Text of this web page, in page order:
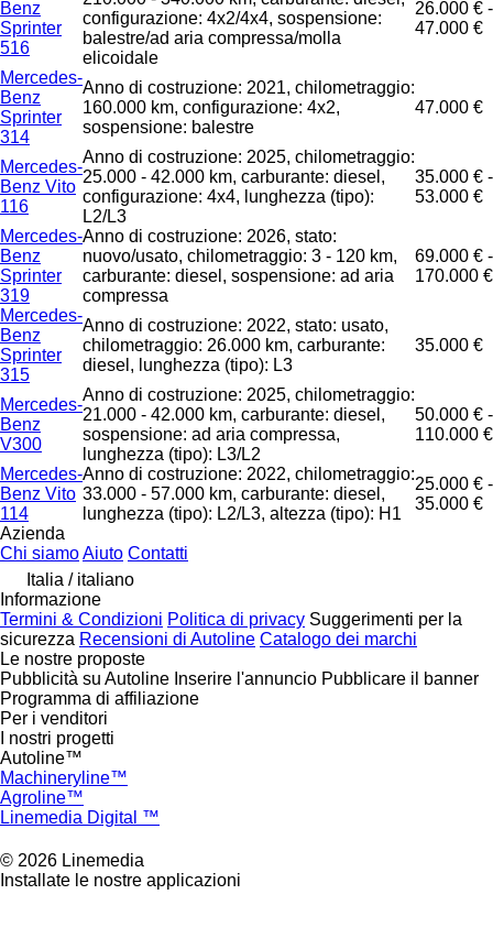
Benz
Sprinter
516
configurazione: 4x2/4x4, sospensione:
balestre/ad aria compressa/molla
elicoidale
26.000 € -
47.000 €
Mercedes-
Benz
Sprinter
314
Anno di costruzione: 2021, chilometraggio:
160.000 km, configurazione: 4x2,
sospensione: balestre
47.000 €
Mercedes-
Benz Vito
116
Anno di costruzione: 2025, chilometraggio:
25.000 - 42.000 km, carburante: diesel,
configurazione: 4x4, lunghezza (tipo):
L2/L3
35.000 € -
53.000 €
Mercedes-
Benz
Sprinter
319
Anno di costruzione: 2026, stato:
nuovo/usato, chilometraggio: 3 - 120 km,
carburante: diesel, sospensione: ad aria
compressa
69.000 € -
170.000 €
Mercedes-
Benz
Sprinter
315
Anno di costruzione: 2022, stato: usato,
chilometraggio: 26.000 km, carburante:
diesel, lunghezza (tipo): L3
35.000 €
Mercedes-
Benz
V300
Anno di costruzione: 2025, chilometraggio:
21.000 - 42.000 km, carburante: diesel,
sospensione: ad aria compressa,
lunghezza (tipo): L3/L2
50.000 € -
110.000 €
Mercedes-
Benz Vito
114
Anno di costruzione: 2022, chilometraggio:
33.000 - 57.000 km, carburante: diesel,
lunghezza (tipo): L2/L3, altezza (tipo): H1
25.000 € -
35.000 €
Azienda
Chi siamoAiuto Contatti
Italia / italiano
Informazione
Termini & Condizioni Politica di privacy Suggerimenti per la
sicurezza Recensioni di Autoline Catalogo dei marchi
Le nostre proposte
Pubblicità su Autoline Inserire l'annuncio Pubblicare il banner
Programma di affiliazione
Per i venditori
I nostri progetti
Autoline™
Machineryline™
Agroline™
Linemedia Digital ™
© 2026 Linemedia
Installate le nostre applicazioni